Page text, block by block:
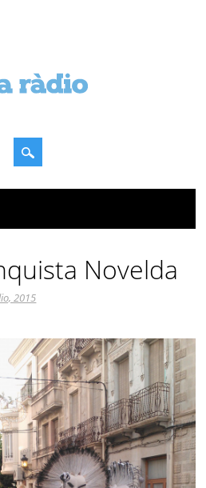
Novelda
2015